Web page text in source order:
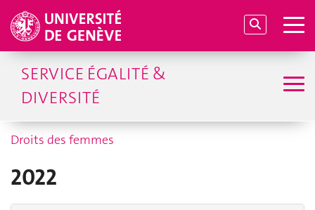
SERVICE ÉGALITÉ &
DIVERSITÉ
Droits des femmes
2022